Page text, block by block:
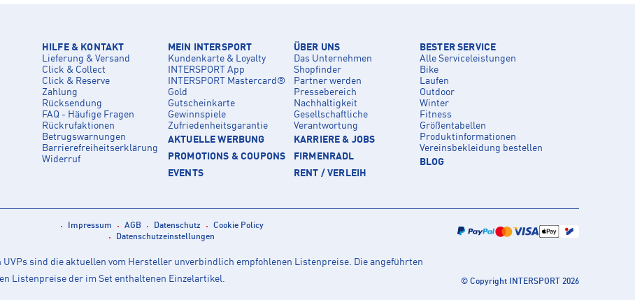
HILFE & KONTAKT
Lieferung & Versand
Click & Collect
Click & Reserve
Zahlung
Rücksendung
FAQ - Häufige Fragen
Rückrufaktionen
Betrugswarnungen
Barrierefreiheitserklärung
Widerruf
MEIN INTERSPORT
Kundenkarte & Loyalty
INTERSPORT App
INTERSPORT Mastercard®
Gold
Gutscheinkarte
Gewinnspiele
Zufriedenheitsgarantie
AKTUELLE WERBUNG
PROMOTIONS & COUPONS
EVENTS
ÜBER UNS
Das Unternehmen
Shopfinder
Partner werden
Pressebereich
Nachhaltigkeit
Gesellschaftliche
Verantwortung
KARRIERE & JOBS
FIRMENRADL
RENT / VERLEIH
BESTER SERVICE
Alle Serviceleistungen
Bike
Laufen
Outdoor
Winter
Fitness
Größentabellen
Produktinformationen
Vereinsbekleidung bestellen
BLOG
Impressum AGB Datenschutz
Cookie Policy
Datenschutzeinstellungen
sind die aktuellen vom Hersteller unverbindlich empfohlenen Listenpreise. Die angeführten
Listenpreise der im Set enthaltenen Einzelartikel.
© Copyright INTERSPORT 2026